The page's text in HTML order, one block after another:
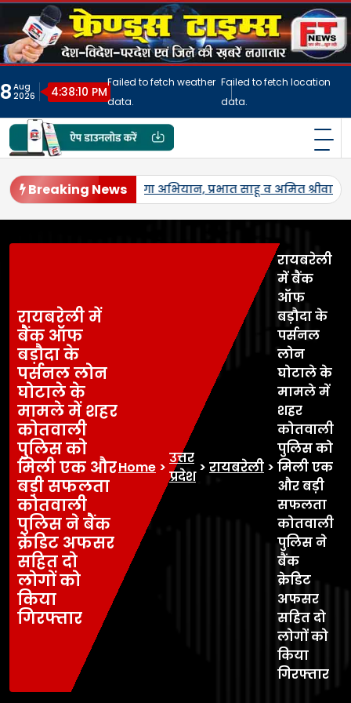
Skip
content
8 Aug
2026
4:38:13 PM
Failed to fetch weather
data.
Failed to fetch location
data.
फ्रेंड्स टाइम्स
Breaking News
जनपद में पहली बार एमएसपी पर होगी उड़द-मूंग की खरीद,
रायबरेली में
बैंक ऑफ
बड़ौदा के
पर्सनल लोन
घोटाले के
मामले में शहर
कोतवाली
पुलिस को
मिली एक और
बड़ी सफलता
कोतवाली
पुलिस ने बैंक
क्रेडिट अफसर
सहित दो
लोगों को
किया
गिरफ्तार
Home >
उत्तर
प्रदेश
> रायबरेली >
रायबरेली
में बैंक
ऑफ
बड़ौदा के
पर्सनल
लोन
घोटाले के
मामले में
शहर
कोतवाली
पुलिस को
मिली एक
और बड़ी
सफलता
कोतवाली
पुलिस ने
बैंक
क्रेडिट
अफसर
सहित दो
लोगों को
किया
गिरफ्तार